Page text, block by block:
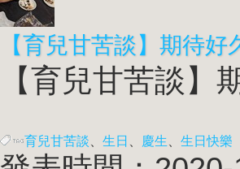
【育兒甘苦談】期待好
【育兒甘苦談】
育兒甘苦談 生日 慶生 生日快樂